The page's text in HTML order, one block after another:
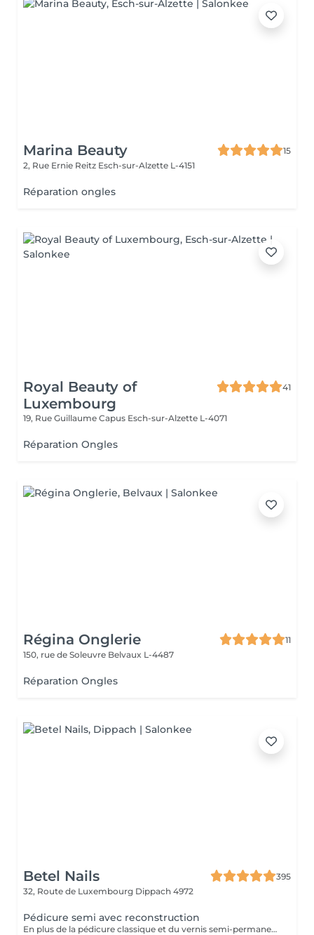
Marina Beauty
15
2, Rue Ernie Reitz Esch-sur-Alzette L-4151
Réparation ongles
Royal Beauty of
Luxembourg
41
19, Rue Guillaume Capus Esch-sur-Alzette L-4071
Réparation Ongles
Régina Onglerie
11
150, rue de Soleuvre Belvaux L-4487
Réparation Ongles
Betel Nails
395
32, Route de Luxembourg Dippach 4972
Pédicure semi avec reconstruction
En plus de la pédicure classique et du vernis semi-permanent, ce service inclut la reconstruction des ongles abîmés ou cassés